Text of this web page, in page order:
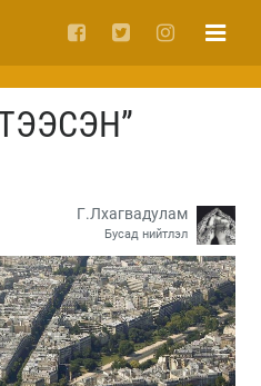
Г.Лхагвадулам
Бусад нийтлэл